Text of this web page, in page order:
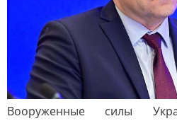
Вооруженные силы